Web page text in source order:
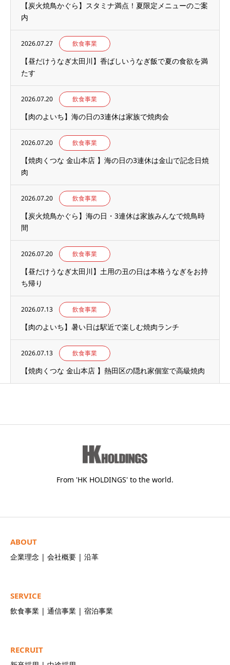
【炭火焼鳥かぐら】スタミナ満点！夏限定メニューのご案
内
2026.07.27 飲食事業
【昼だけうなぎ太田川】香ばしいうなぎ飯で夏の食欲を満
たす
2026.07.20 飲食事業
【肉のよいち】海の日の3連休は家族で焼肉会
2026.07.20 飲食事業
【焼肉くつな 金山本店 】海の日の3連休は金山で記念日焼
肉
2026.07.20 飲食事業
【炭火焼鳥かぐら】海の日・3連休は家族みんなで焼鳥時
間
2026.07.20 飲食事業
【昼だけうなぎ太田川】土用の丑の日は本格うなぎをお持
ち帰り
2026.07.13 飲食事業
【肉のよいち】暑い日は駅近で楽しむ焼肉ランチ
2026.07.13 飲食事業
【焼肉くつな 金山本店 】熱田区の隠れ家個室で高級焼肉
From 'HK HOLDINGS' to the world.
ABOUT
企業理念 | 会社概要 | 沿革
SERVICE
飲食事業 | 通信事業 | 宿泊事業
RECRUIT